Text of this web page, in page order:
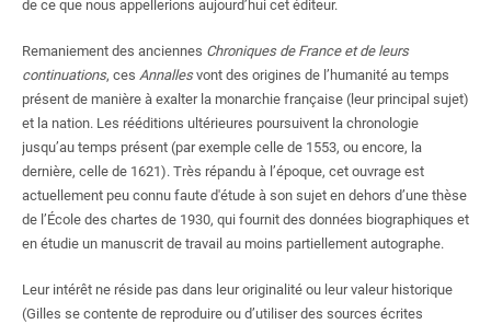
de ce que nous appellerions aujourd’hui cet éditeur.
Remaniement des anciennes Chroniques de France et de leurs
continuations, ces Annallesvont des origines de l’humanité au temps
présent de manière à exalter la monarchie française (leur principal sujet)
et la nation. Les rééditions ultérieures poursuivent la chronologie
jusqu’au temps présent (par exemple celle de 1553, ou encore, la
dernière, celle de 1621). Très répandu à l’époque, cet ouvrage est
actuellement peu connu faute d'étude à son sujet en dehors d’une thèse
de l’École des chartes de 1930, qui fournit des données biographiques et
en étudie un manuscrit de travail au moins partiellement autographe.
Leur intérêt ne réside pas dans leur originalité ou leur valeur historique
(Gilles se contente de reproduire ou d’utiliser des sources écrites